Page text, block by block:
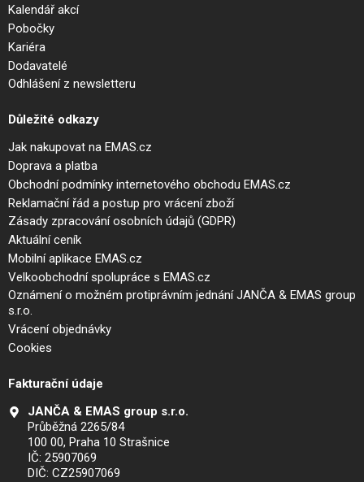
Kalendář akcí
Pobočky
Kariéra
Dodavatelé
Odhlášení z newsletteru
Důležité odkazy
Jak nakupovat na EMAS.cz
Doprava a platba
Obchodní podmínky internetového obchodu EMAS.cz
Reklamační řád a postup pro vrácení zboží
Zásady zpracování osobních údajů (GDPR)
Aktuální ceník
Mobilní aplikace EMAS.cz
Velkoobchodní spolupráce s EMAS.cz
Oznámení o možném protiprávním jednání JANČA & EMAS group
s.r.o.
Vrácení objednávky
Cookies
Fakturační údaje
JANČA & EMAS group s.r.o.
Průběžná 2265/84
100 00, Praha 10 Strašnice
IČ: 25907069
DIČ: CZ25907069